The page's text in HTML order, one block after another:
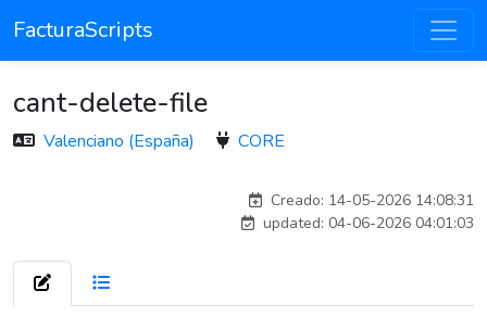
FacturaScripts
cant-delete-file
Valenciano (España) CORE
Creado: 14-05-2026 14:08:31
updated: 04-06-2026 04:01:03